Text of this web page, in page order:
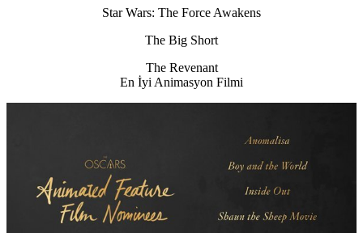
Star Wars: The Force Awakens
The Big Short
The Revenant
En İyi Animasyon Filmi